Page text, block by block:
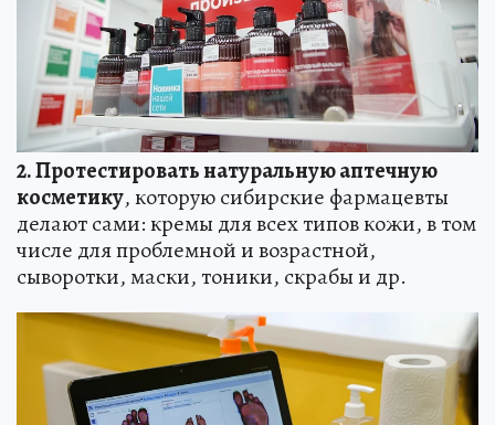
2. Протестировать натуральную аптечную
косметику, которую сибирские фармацевты
делают сами: кремы для всех типов кожи, в том
числе для проблемной и возрастной,
сыворотки, маски, тоники, скрабы и др.